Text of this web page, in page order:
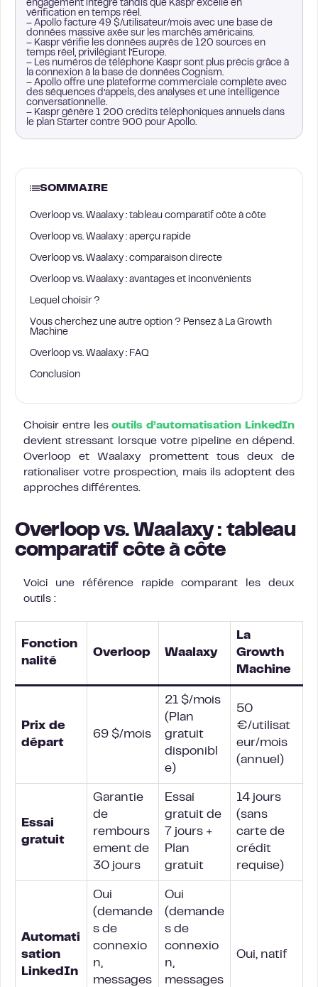
engagement intégré tandis que Kaspr excelle en
vérification en temps réel.
– Apollo facture 49 $/utilisateur/mois avec une base de
données massive axée sur les marchés américains.
– Kaspr vérifie les données auprès de 120 sources en
temps réel, privilégiant l’Europe.
– Les numéros de téléphone Kaspr sont plus précis grâce à
la connexion à la base de données Cognism.
– Apollo offre une plateforme commerciale complète avec
des séquences d’appels, des analyses et une intelligence
conversationnelle.
– Kaspr génère 1 200 crédits téléphoniques annuels dans
le plan Starter contre 900 pour Apollo.
SOMMAIRE
Overloop vs. Waalaxy : tableau comparatif côte à côte
Overloop vs. Waalaxy : aperçu rapide
Overloop vs. Waalaxy : comparaison directe
Overloop vs. Waalaxy : avantages et inconvénients
Lequel choisir ?
Vous cherchez une autre option ? Pensez à La Growth
Machine
Overloop vs. Waalaxy : FAQ
Conclusion
Choisir entre lesoutils d’automatisation LinkedIn
devient stressant lorsque votre pipeline en dépend.
Overloop et Waalaxy promettent tous deux de
rationaliser votre prospection, mais ils adoptent des
approches différentes.
Overloop vs. Waalaxy : tableau
comparatif côte à côte
Voici une référence rapide comparant les deux
outils :
Fonction
nalité
Overloop Waalaxy
La
Growth
Machine
Prix de
départ
69 $/mois
21 $/mois
(Plan
gratuit
disponibl
e)
50
€/utilisat
eur/mois
(annuel)
Essai
gratuit
Garantie
de
rembours
ement de
30 jours
Essai
gratuit de
7 jours +
Plan
gratuit
14 jours
(sans
carte de
crédit
requise)
Automati
sation
LinkedIn
Oui
(demande
s de
connexio
n,
messages
Oui
(demande
s de
connexio
n,
messages
Oui, natif